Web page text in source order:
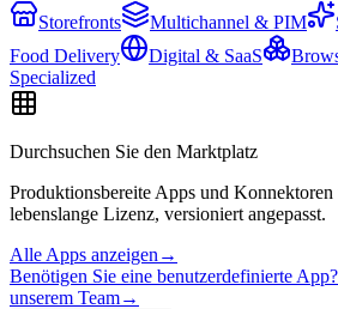
Storefronts
Multichannel & PIM
Food Delivery
Digital & SaaS
Specialized
Durchsuchen Sie den Marktplatz
Produktionsbereite Apps und
lebenslange Lizenz, versioniert angepasst.
Alle Apps anzeigen →
Benötigen Sie eine benutzerdefinierte
unserem Team→